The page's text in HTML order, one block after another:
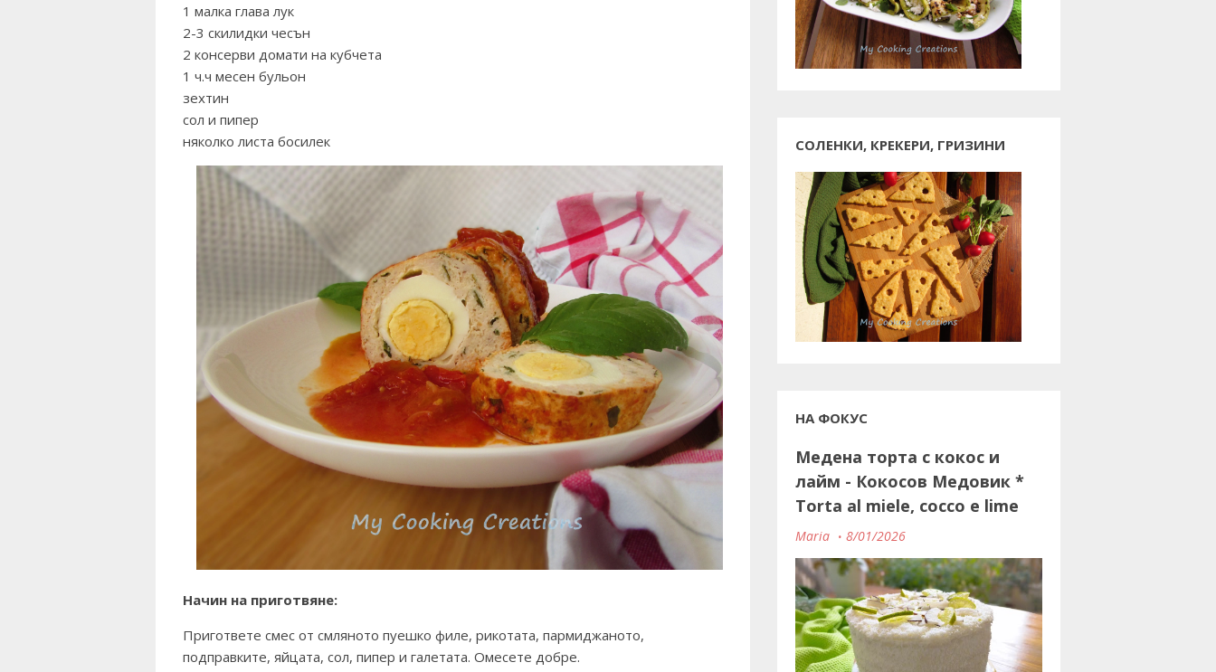
1 малка глава лук
2-3 скилидки чесън
2 консерви домати на кубчета
1 ч.ч месен бульон
зехтин
сол и пипер
няколко листа босилек
Начин на приготвяне:
Пригответе смес от смляното пуешко филе, рикотата, пармиджаното,
подправките, яйцата, сол, пипер и галетата. Омесете добре.
СОЛЕНКИ, КРЕКЕРИ, ГРИЗИНИ
НА ФОКУС
Медена торта с кокос и
лайм - Кокосов Медовик *
Torta al miele, cocco e lime
Maria 8/01/2026